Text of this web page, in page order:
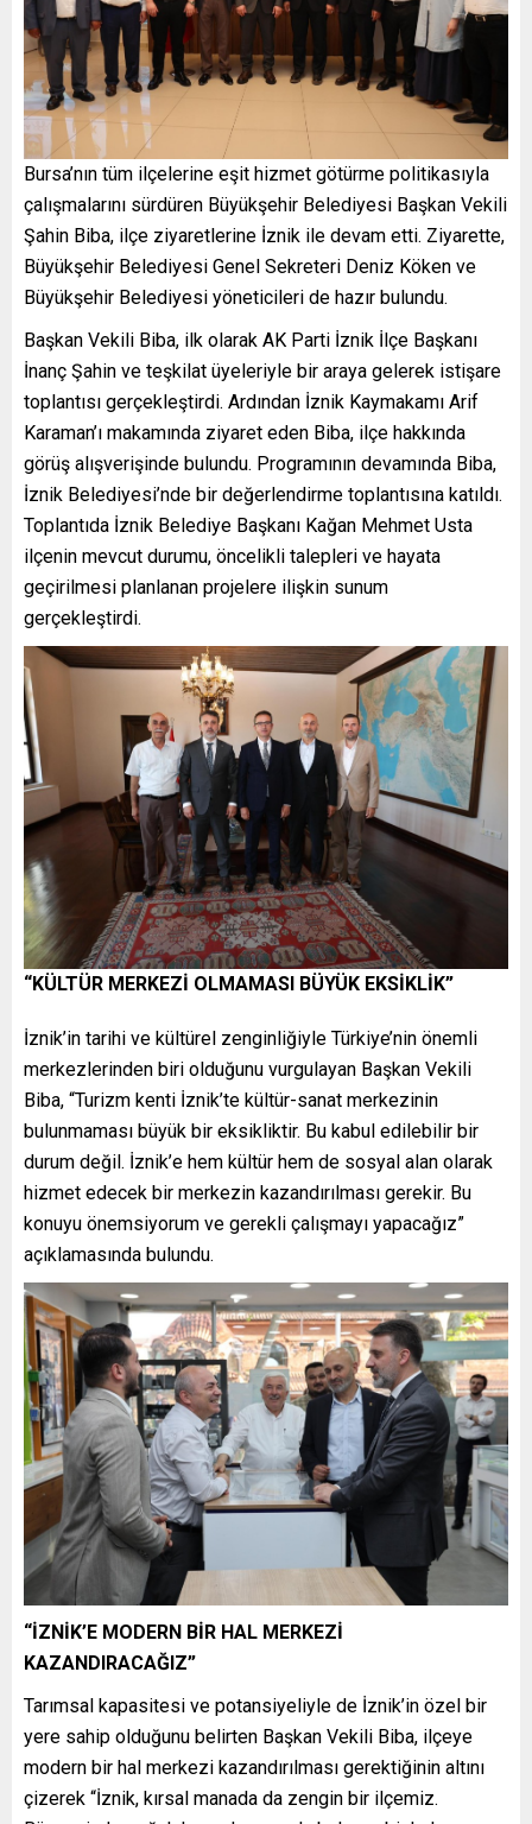
Bursa’nın tüm ilçelerine eşit hizmet götürme politikasıyla
çalışmalarını sürdüren Büyükşehir Belediyesi Başkan Vekili
Şahin Biba, ilçe ziyaretlerine İznik ile devam etti. Ziyarette,
Büyükşehir Belediyesi Genel Sekreteri Deniz Köken ve
Büyükşehir Belediyesi yöneticileri de hazır bulundu.
Başkan Vekili Biba, ilk olarak AK Parti İznik İlçe Başkanı
İnanç Şahin ve teşkilat üyeleriyle bir araya gelerek istişare
toplantısı gerçekleştirdi. Ardından İznik Kaymakamı Arif
Karaman’ı makamında ziyaret eden Biba, ilçe hakkında
görüş alışverişinde bulundu. Programının devamında Biba,
İznik Belediyesi’nde bir değerlendirme toplantısına katıldı.
Toplantıda İznik Belediye Başkanı Kağan Mehmet Usta
ilçenin mevcut durumu, öncelikli talepleri ve hayata
geçirilmesi planlanan projelere ilişkin sunum
gerçekleştirdi.
“KÜLTÜR MERKEZİ OLMAMASI BÜYÜK EKSİKLİK”
İznik’in tarihi ve kültürel zenginliğiyle Türkiye’nin önemli
merkezlerinden biri olduğunu vurgulayan Başkan Vekili
Biba, “Turizm kenti İznik’te kültür-sanat merkezinin
bulunmaması büyük bir eksikliktir. Bu kabul edilebilir bir
durum değil. İznik’e hem kültür hem de sosyal alan olarak
hizmet edecek bir merkezin kazandırılması gerekir. Bu
konuyu önemsiyorum ve gerekli çalışmayı yapacağız”
açıklamasında bulundu.
“İZNİK’E MODERN BİR HAL MERKEZİ
KAZANDIRACAĞIZ”
Tarımsal kapasitesi ve potansiyeliyle de İznik’in özel bir
yere sahip olduğunu belirten Başkan Vekili Biba, ilçeye
modern bir hal merkezi kazandırılması gerektiğinin altını
çizerek “İznik, kırsal manada da zengin bir ilçemiz.